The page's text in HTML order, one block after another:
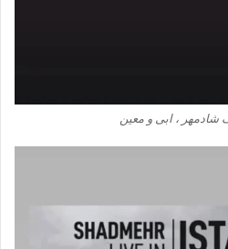
شادمهر ، ابی و معین